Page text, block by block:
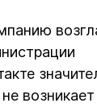
возникает